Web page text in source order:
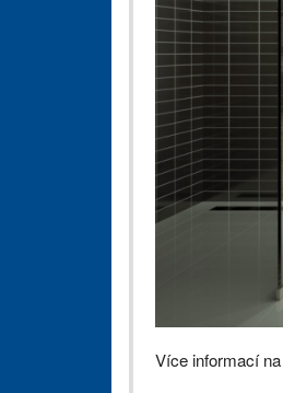
Více informací na